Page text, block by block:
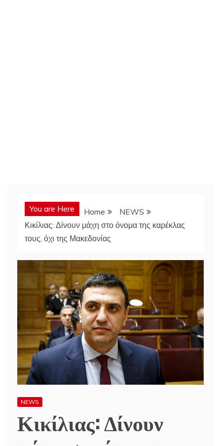
You are Here Home
NEWS
Κικίλιας: Δίνουν μάχη στο όνομα της καρέκλας
τους, όχι της Μακεδονίας
NEWS
Κικίλιας: Δίνουν